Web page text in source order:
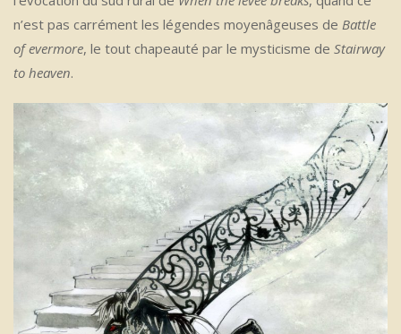
n’est pas carrément les légendes moyenâgeuses de Battle
of evermore, le tout chapeauté par le mysticisme de Stairway
to heaven.